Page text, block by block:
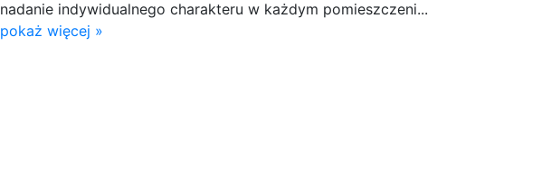
nadanie indywidualnego charakteru w każdym pomieszczeni...
pokaż więcej »